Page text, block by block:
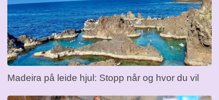
Madeira på leide hjul: Stopp når og hvor du vil